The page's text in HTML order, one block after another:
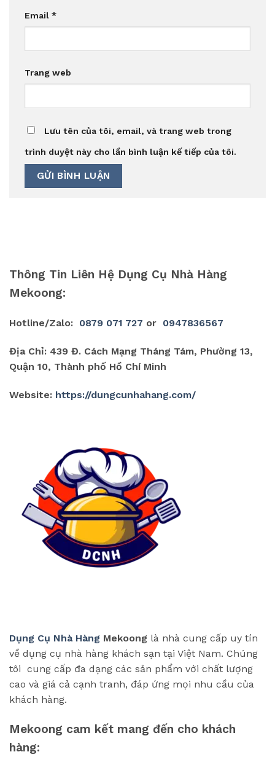
Email *
Trang web
Lưu tên của tôi, email, và trang web trong
trình duyệt này cho lần bình luận kế tiếp của tôi.
Thông Tin Liên Hệ Dụng Cụ Nhà Hàng
Mekoong:
Hotline/Zalo: 0879 071 727 or 0947836567
Địa Chỉ: 439 Đ. Cách Mạng Tháng Tám, Phường 13,
Quận 10, Thành phố Hồ Chí Minh
Website: https://dungcunhahang.com/
Dụng Cụ Nhà Hàng Mekoong là nhà cung cấp uy tín
về dụng cụ nhà hàng khách sạn tại Việt Nam. Chúng
tôi cung cấp đa dạng các sản phẩm với chất lượng
cao và giá cả cạnh tranh, đáp ứng mọi nhu cầu của
khách hàng.
Mekoong cam kết mang đến cho khách
hàng: